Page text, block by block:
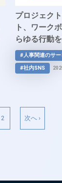
プロジェク
ト、ワーク
らゆる行動
スマネジメ
「Tocaro」
見える化しま
#人事関連のサー
#社内SNS
2 次へ ›